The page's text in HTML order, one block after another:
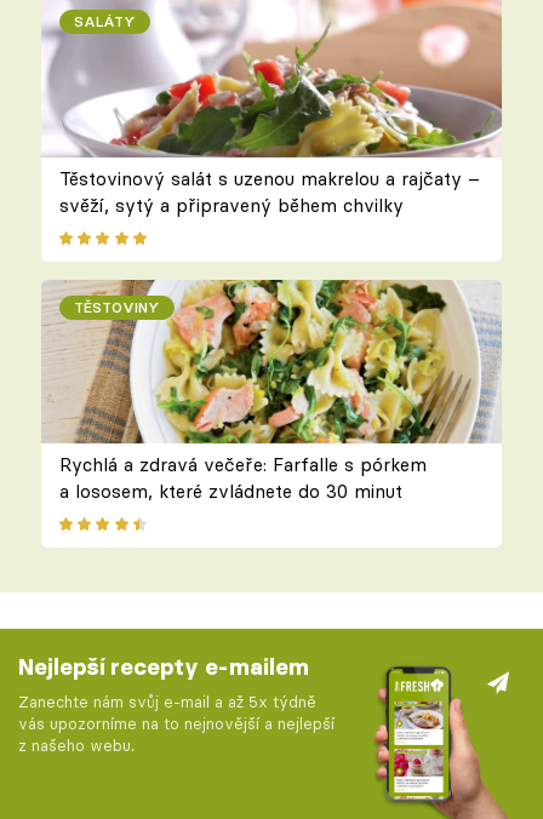
SALÁTY
Těstovinový salát s uzenou makrelou a rajčaty –
svěží, sytý a připravený během chvilky
TĚSTOVINY
Rychlá a zdravá večeře: Farfalle s pórkem
a lososem, které zvládnete do 30 minut
Nejlepší recepty e-mailem
Zanechte nám svůj e-mail a až 5x týdně
vás upozorníme na to nejnovější a nejlepší
z našeho webu.